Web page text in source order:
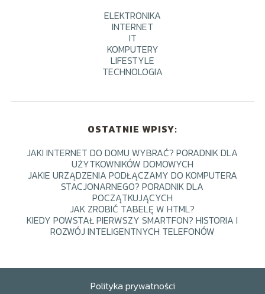
ELEKTRONIKA
INTERNET
IT
KOMPUTERY
LIFESTYLE
TECHNOLOGIA
OSTATNIE WPISY:
JAKI INTERNET DO DOMU WYBRAĆ? PORADNIK DLA
UŻYTKOWNIKÓW DOMOWYCH
JAKIE URZĄDZENIA PODŁĄCZAMY DO KOMPUTERA
STACJONARNEGO? PORADNIK DLA
POCZĄTKUJĄCYCH
JAK ZROBIĆ TABELĘ W HTML?
KIEDY POWSTAŁ PIERWSZY SMARTFON? HISTORIA I
ROZWÓJ INTELIGENTNYCH TELEFONÓW
Polityka prywatności